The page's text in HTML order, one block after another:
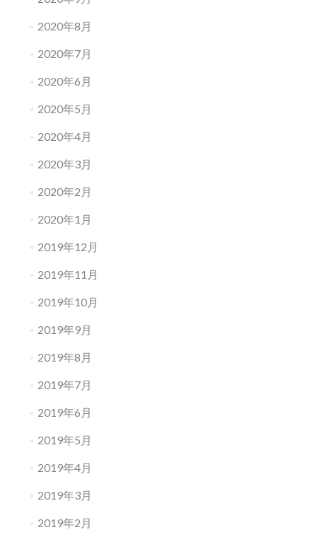
2020年8月
2020年7月
2020年6月
2020年5月
2020年4月
2020年3月
2020年2月
2020年1月
2019年12月
2019年11月
2019年10月
2019年9月
2019年8月
2019年7月
2019年6月
2019年5月
2019年4月
2019年3月
2019年2月